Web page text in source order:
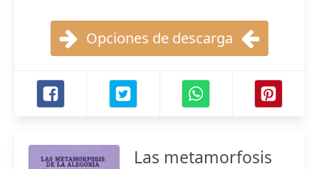
Opciones de descarga
Las metamorfosis